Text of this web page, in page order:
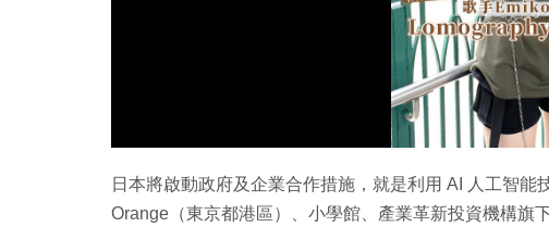
日本將啟動政府及企業合作措施，就是利用 AI 人工智
Orange（東京都港區）、小學館、產業革新投資機構旗